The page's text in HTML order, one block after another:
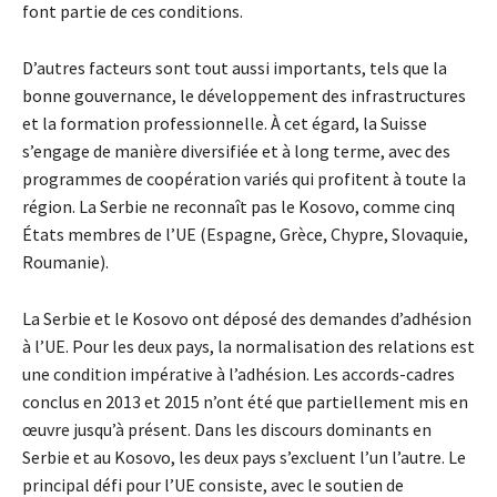
font partie de ces conditions.
D’autres facteurs sont tout aussi importants, tels que la
bonne gouvernance, le développement des infrastructures
et la formation professionnelle. À cet égard, la Suisse
s’engage de manière diversifiée et à long terme, avec des
programmes de coopération variés qui profitent à toute la
région. La Serbie ne reconnaît pas le Kosovo, comme cinq
États membres de l’UE (Espagne, Grèce, Chypre, Slovaquie,
Roumanie).
La Serbie et le Kosovo ont déposé des demandes d’adhésion
à l’UE. Pour les deux pays, la normalisation des relations est
une condition impérative à l’adhésion. Les accords-cadres
conclus en 2013 et 2015 n’ont été que partiellement mis en
œuvre jusqu’à présent. Dans les discours dominants en
Serbie et au Kosovo, les deux pays s’excluent l’un l’autre. Le
principal défi pour l’UE consiste, avec le soutien de